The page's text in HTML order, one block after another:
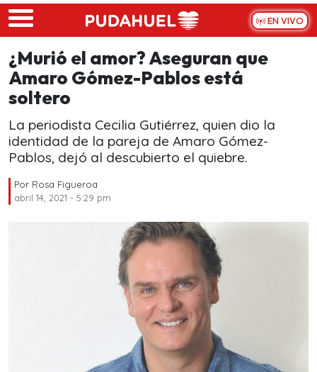
Skip to main content
EN VIVO
¿Murió el amor? Aseguran que
Amaro Gómez-Pablos está
soltero
La periodista Cecilia Gutiérrez, quien dio la
identidad de la pareja de Amaro Gómez-
Pablos, dejó al descubierto el quiebre.
Por Rosa Figueroa
abril 14, 2021 - 5:29 pm